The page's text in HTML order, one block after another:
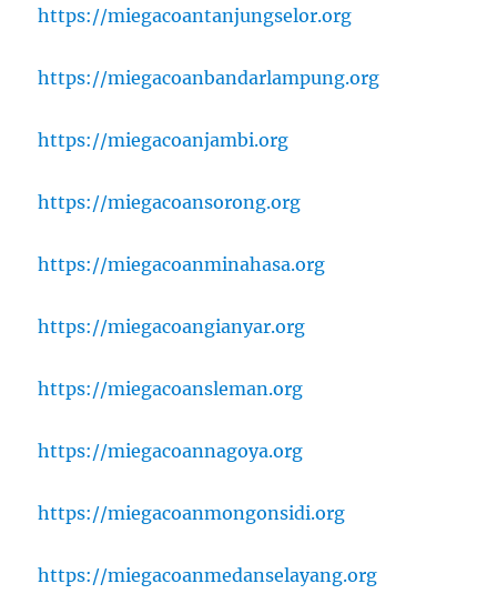
https://miegacoantanjungselor.org
https://miegacoanbandarlampung.org
https://miegacoanjambi.org
https://miegacoansorong.org
https://miegacoanminahasa.org
https://miegacoangianyar.org
https://miegacoansleman.org
https://miegacoannagoya.org
https://miegacoanmongonsidi.org
https://miegacoanmedanselayang.org